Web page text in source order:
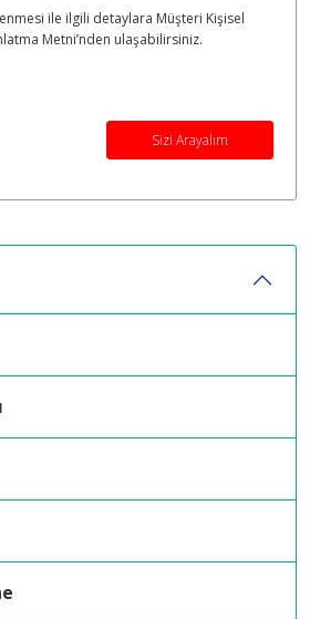
ile ilgili detaylara Müşteri Kişisel
Metni’nden ulaşabilirsiniz.
Sizi Arayalım